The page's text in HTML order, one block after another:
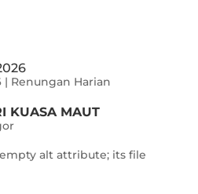
| Renungan Harian
KUASA MAUT